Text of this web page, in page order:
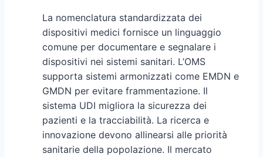
La nomenclatura standardizzata dei
dispositivi medici fornisce un linguaggio
comune per documentare e segnalare i
dispositivi nei sistemi sanitari. L’OMS
supporta sistemi armonizzati come EMDN e
GMDN per evitare frammentazione. Il
sistema UDI migliora la sicurezza dei
pazienti e la tracciabilità. La ricerca e
innovazione devono allinearsi alle priorità
sanitarie della popolazione. Il mercato